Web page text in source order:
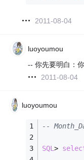
2011-08-04
luoyoumou
-- 你先要明白：
2011-08-04
luoyoumou
--
SQL>